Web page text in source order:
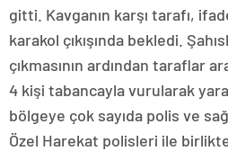
gitti. Kavganın karşı tarafı,
karakol çıkışında bekledi.
çıkmasının ardından taraflar
4 kişi tabancayla vurularak
bölgeye çok sayıda polis ve
Özel Harekat polisleri ile